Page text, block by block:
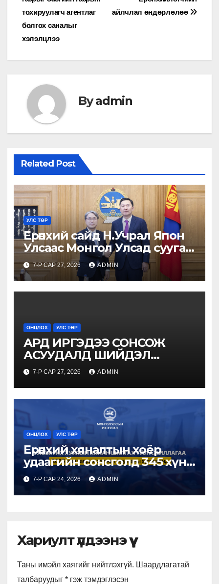
айлчлал өндөрлөлөө
тохируулагч агентлаг
болгох саналыг
хэлэлцлээ
Byadmin
Related Post
УЛС ТӨР
Ерөнхий сайд Н.Учрал Япон
Улсаас Монгол Улсад суугаа
Онц бөгөөд Бүрэн эрхт Элчин
сайд Игавахара Масарүг
хүлээн авч уулзлаа
7-Р САР 27, 2026 ADMIN
ОНЦЛОХ УЛС ТӨР
АРД ИРГЭДЭЭ СОНСОЖ
АСУУДАЛД ШИЙДЭЛ
ГАРГАНА
7-Р САР 27, 2026 ADMIN
ОНЦЛОХ УЛС ТӨР
Ерөнхий хяналтын хоёр
удаагийн сонсголд 345 хүн
оролцжээ
7-Р САР 24, 2026 ADMIN
Хариулт үлдээнэ үү
Таны имэйл хаягийг нийтлэхгүй. Шаардлагатай
талбаруудыг * гэж тэмдэглэсэн